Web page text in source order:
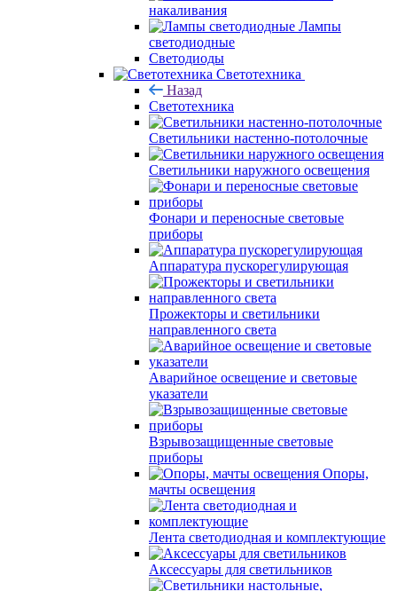
накаливания
Лампы
светодиодные
Светодиоды
Светотехника
Назад
Светотехника
Светильники настенно-потолочные
Светильники наружного освещения
Фонари и переносные световые
приборы
Аппаратура пускорегулирующая
Прожекторы и светильники
направленного света
Аварийное освещение и световые
указатели
Взрывозащищенные световые
приборы
Опоры,
мачты освещения
Лента светодиодная и комплектующие
Аксессуары для светильников